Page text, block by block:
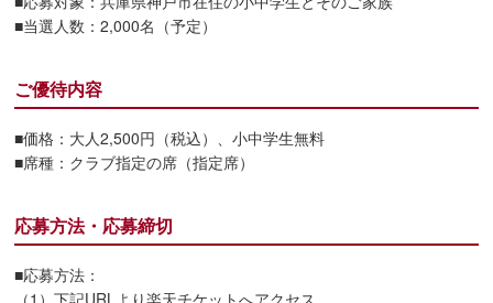
■当選人数：2,000名（予定）
ご優待内容
■価格：大人2,500円（税込）、小中学生無料
■席種：クラブ指定の席（指定席）
応募方法・応募締切
■応募方法：
（1）下記URLより楽天チケットへアクセス